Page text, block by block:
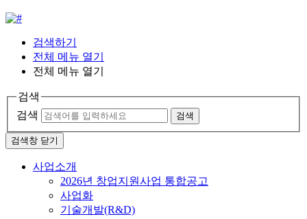
검색하기
전체 메뉴 열기
전체 메뉴 열기
검색
검색
검색
검색창 닫기
사업소개
2026년 창업지원사업 통합공고
사업화
기술개발(R&D)